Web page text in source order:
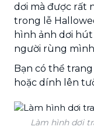
dơi mà được rất
trong lễ
hình ảnh dơi
người rùng
Bạn có thể
hoặc dính lên
Làm hình dơi